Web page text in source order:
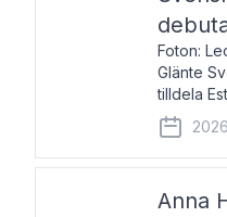
Foton:
Glänte
tilldela
Anna